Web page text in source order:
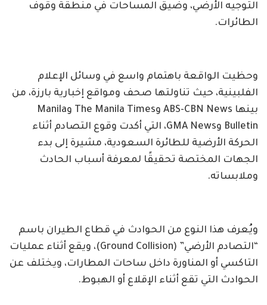
التوجيه الأرضي، وضيق المساحات في منطقة وقوف
الطائرات.
وحظيت الواقعة باهتمام واسع في وسائل الإعلام
الفلبينية، حيث تناولتها صحف ومواقع إخبارية بارزة، من
بينها ABS-CBN News وThe Manila Times وManila
Bulletin وGMA News، التي أكدت وقوع التصادم أثناء
الحركة الأرضية للطائرة السعودية، مشيرة إلى بدء
الجهات المختصة تحقيقًا لمعرفة أسباب الحادث
وملابساته.
ويُعرف هذا النوع من الحوادث في قطاع الطيران باسم
“التصادم الأرضي” (Ground Collision)، ويقع أثناء عمليات
التاكسي أو المناورة داخل ساحات المطارات، ويختلف عن
الحوادث التي تقع أثناء الإقلاع أو الهبوط.